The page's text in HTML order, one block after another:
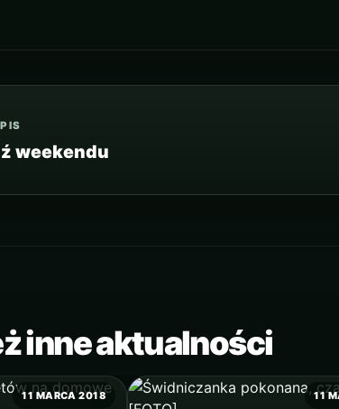
weekendu
inne aktualności
11 MARCA 2018 11